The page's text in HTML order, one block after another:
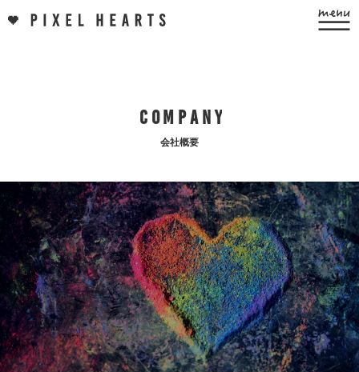
C O M PA N Y
会社概要